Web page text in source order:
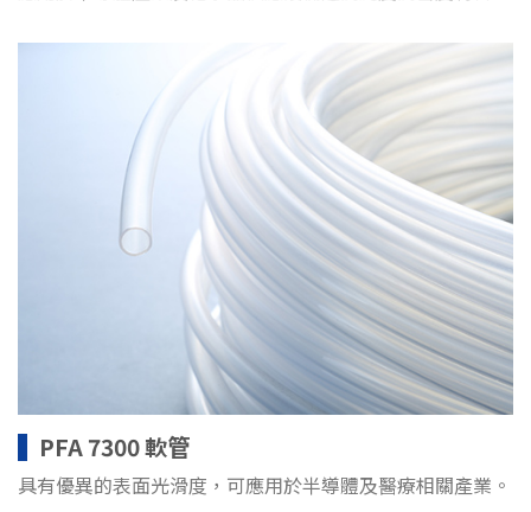
PFA 7300 軟管
具有優異的表面光滑度，可應用於半導體及醫療相關產業。